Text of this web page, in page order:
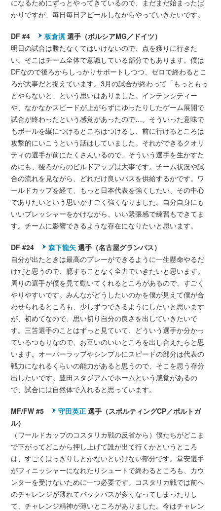
になるためにずっとやってきているので、まだまだ始まったば
かりですが、毎日毎日アピールしながらやっていきたいです。
DF #4 板倉滉選手（ボルシアMG／ドイツ）
明日の試合は勝たなくてはいけないので、点を獲りに行きた
い。そこはチーム全体で意識している部分でもあります。僕は
DFなので後ろからしっかりサポートしつつ、ゼロで終わるとこ
ろが大事だと捉えています。3月の試合が終わって「もっともっ
とやらないと」という思いはありました。インテンシティー
や、なかなかスピードが上がらずにゆったりしたゲーム展開で
試合が終わったという感覚があったので…。そういった意味で
もボールを縦につけるところはつけるし、前に行けるところは
攻撃的にいこうという話はしていました。それができるクオリ
ティの選手が前にたくさんいるので、そういう選手を生かすた
めにも、後ろからのビルドアップは大事です。チーム状況や試
合の流れを見ながら、どれだけ良いパスを供給するかです。ワ
ールドカップを経て、もっと日本代表を強くしたい、その中心
でありたいという思いがすごく強くなりました。自分自身にも
いいプレッシャーをかけながら、いい緊張感で練習もできてま
す。チームに影響できるような存在になりたいと思います。
DF #24 森下龍矢 選手（名古屋グランパス）
自分が出たときは最高のプレーができるように一生懸命やるだ
けだと思うので、臆することなく全力でいきたいと思います。
周りの選手が僕を見て動いてくれるところがあるので、すごく
やりやすいです。みんながどうしたいのかを僕が見えて僕が合
わせられるところも、少しずつできるようにしたいと思います
が、初めてなので、思い切り自分の良さを出していきたいで
す。三笘選手のことはずっと見ていて、どういう選手か分かっ
ているつもりなので、お互いのいいところを出し合えたらと思
います。オーバーラップやシンプルにスピードの部分は代表の
戦力になれるくらいの能力があると思うので、そこを思う存分
出したいです。豊田スタジアムでホームという感覚があるの
で、試合には自然体で入れると思っています。
MF/FW #5 守田英正 選手（スポルティングCP／ポルトガ
ル）
（ワールドカップのコスタリカ戦の反省から）僕たちがどこま
で下がってどこから押し上げて誰が出て行くかというところ
は、すごくはっきりしとかないといけない部分です。堂安選手
がフィニッシャーになれたりシュートで終わるところも、カウ
ンターを受けないために一つ必要です。コスタリカ戦では前へ
のチャレンジが薄れてバックパスが多くなってしまったりし
て、チャレンジ精神が薄いところがありました。今はチャレン